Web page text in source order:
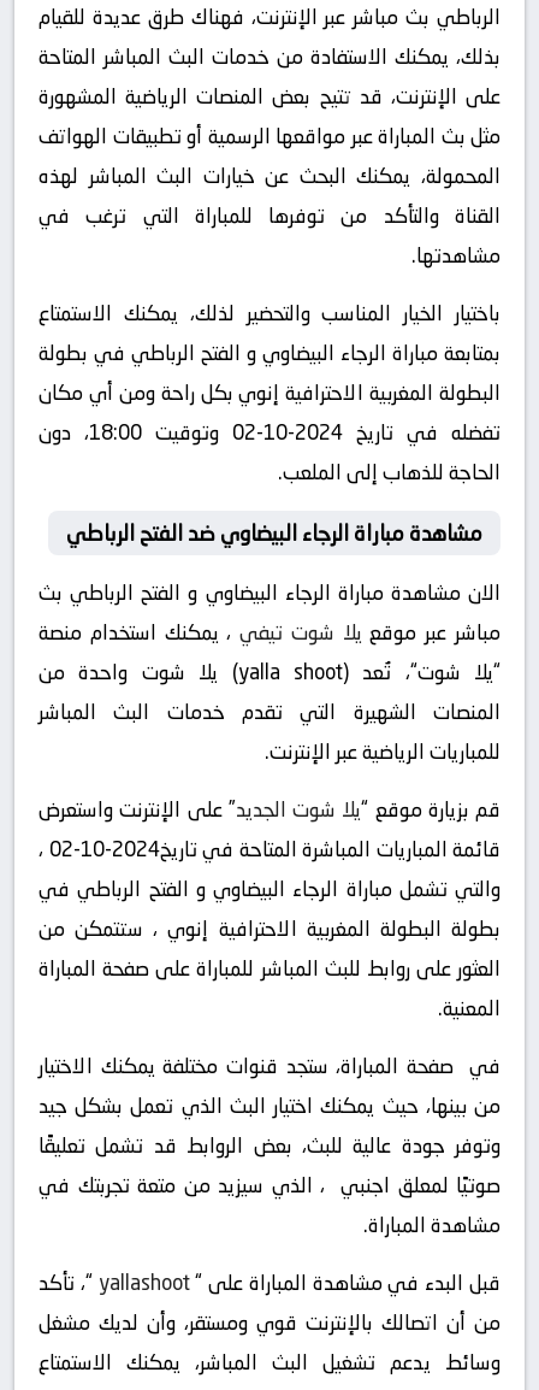
الرباطي بث مباشر عبر الإنترنت، فهناك طرق عديدة للقيام
بذلك، يمكنك الاستفادة من خدمات البث المباشر المتاحة
على الإنترنت، قد تتيح بعض المنصات الرياضية المشهورة
مثل بث المباراة عبر مواقعها الرسمية أو تطبيقات الهواتف
المحمولة، يمكنك البحث عن خيارات البث المباشر لهذه
القناة والتأكد من توفرها للمباراة التي ترغب في
مشاهدتها.
باختيار الخيار المناسب والتحضير لذلك، يمكنك الاستمتاع
بمتابعة مباراة الرجاء البيضاوي و الفتح الرباطي في بطولة
البطولة المغربية الاحترافية إنوي بكل راحة ومن أي مكان
تفضله في تاريخ 2024-10-02 وتوقيت 18:00، دون
الحاجة للذهاب إلى الملعب.
مشاهدة مباراة الرجاء البيضاوي ضد الفتح الرباطي
الان مشاهدة مباراة الرجاء البيضاوي و الفتح الرباطي بث
مباشر عبر موقع يلا شوت تيفي، يمكنك استخدام منصة
“يلا شوت“، تُعد (yalla shoot) يلا شوت واحدة من
المنصات الشهيرة التي تقدم خدمات البث المباشر
للمباريات الرياضية عبر الإنترنت.
قم بزيارة موقع “يلا شوت الجديد” على الإنترنت واستعرض
قائمة المباريات المباشرة المتاحة في تاريخ2024-10-02 ،
والتي تشمل مباراة الرجاء البيضاوي و الفتح الرباطي في
بطولة البطولة المغربية الاحترافية إنوي ، ستتمكن من
العثور على روابط للبث المباشر للمباراة على صفحة المباراة
المعنية.
في صفحة المباراة، ستجد قنوات مختلفة يمكنك الاختيار
من بينها، حيث يمكنك اختيار البث الذي تعمل بشكل جيد
وتوفر جودة عالية للبث، بعض الروابط قد تشمل تعليقًا
صوتيًا لمعلق اجنبي ، الذي سيزيد من متعة تجربتك في
مشاهدة المباراة.
قبل البدء في مشاهدة المباراة على “yallashoot
“، تأكد
من أن اتصالك بالإنترنت قوي ومستقر، وأن لديك مشغل
وسائط يدعم تشغيل البث المباشر، يمكنك الاستمتاع